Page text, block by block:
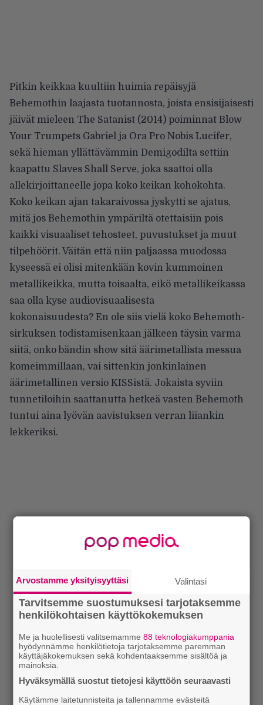
Pitkin keikkaa kuultiin huimia repäisyjä
Behemothin laajasta tuotannosta, joista ensisijaisesti
jäivät mieleen The Satanist (2014) poiminnat Blow
Your Trumpets Gabriel ja Ora Pro Nobis Lucifer,
sekä hieman yllättävämmin Demigodilta settiin
kaapattu Slaves Shall Serve, joka saattoi olla
allekirjoittaneelle jopa koko keikan kohokohta.
Koko keikan ajan takaraivossa jyskytti se ajatus,
mitä jos Behemothin ympäriltä otettaisiin pois
kaikki visuaaliset tehosteet, puvustukset ja muut
tilpehöörit. Väitän että niin paljaassa muodossa
kyseessä ei olisi mitenkään kovin kummoinen
metallikeikka, mutta toisaalta, eikö metallikeikassa
saa olla kyse audiovisuaalisesta
kokonaisuudesta? En ole siis vielä koko Behemoth-
sirkuksen todistamisenkaan jälkeen täysin varma
siitä, onko bändin show sitä äärimetallista messua
komeimmillaan, vai sittenkin jonkinlainen
äärimetallinen versio KISSistä. Jokaista syviin
tunnetiloihin saattanutta hetkeä vasten Behemoth
tuntui aina lyövän aavistuksen verran liiankin
lekkeriksi.
Arvostamme yksityisyyttäsi Valintasi
Tarvitsemme suostumuksesi tarjotaksemme
henkilökohtaisen käyttökokemuksen
Me ja huolellisesti valitsemamme88 teknologiakumppania
hyödynnämme henkilötietoja tarjotaksemme paremman
käyttäjäkokemuksen sekä kohdentaaksemme sisältöä ja
mainoksia.
Hyväksymällä suostut tietojesi käyttöön seuraavasti
Käytämme laitetunnisteita ja tallennamme evästeitä